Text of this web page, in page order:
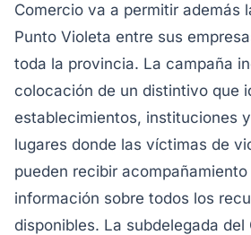
Comercio va a permitir además
Punto Violeta entre sus
toda la provincia. La campaña
colocación de un distintivo que
establecimientos, instituciones
lugares donde las víctimas de
pueden recibir
información sobre todos los
disponibles. La subdelegada del